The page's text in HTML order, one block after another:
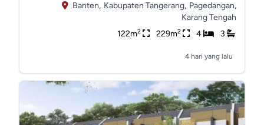
Banten, Kabupaten Tangerang, Pagedangan,
Karang Tengah
122m2 229m2 4 3
4 hari yang lalu